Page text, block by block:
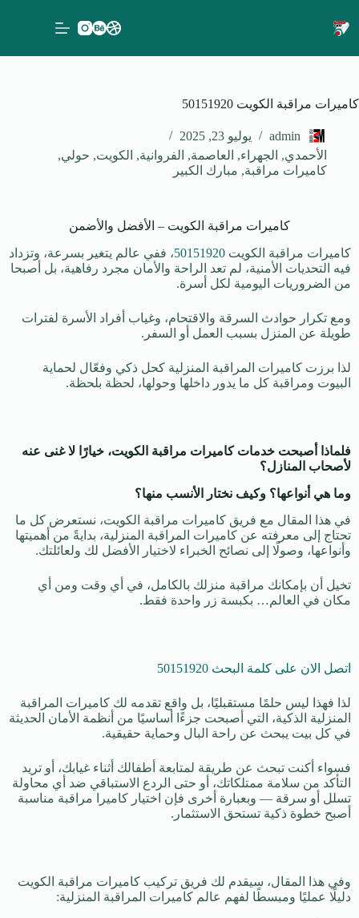
كاميرات مراقبة الكويت 50151920
admin
يوليو 23, 2025
الأحمدي, الجهراء, العاصمة, الفروانية, الكويت, حولي,
كاميرات مراقبة, مبارك الكبير
كاميرات مراقبة الكويت – الأفضل والأضمن
كاميرات مراقبة الكويت 50151920، ففي عالم يتغير بسرعة، وتزداد
فيه التحديات الأمنية، لم تعد الراحة والأمان مجرد رفاهية، بل أصبحا
من الضروريات اليومية لكل أسرة.
ومع تكرار حوادث السرقة والاقتحام، وغياب أفراد الأسرة لفترات
طويلة عن المنزل بسبب العمل أو السفر.
لذا برزت كاميرات المراقبة المنزلية كحل ذكي وفعّال لحماية
البيوت ومراقبة كل ما يدور داخلها وحولها، لحظة بلحظة.
فلماذا أصبحت خدمات كاميرات مراقبة الكويت، خيارًا لا غنى عنه
لأصحاب المنازل؟
وما هي أنواعها؟ وكيف نختار الأنسب منها؟
في هذا المقال مع فريق كاميرات مراقبة الكويت، نستعرض كل ما
تحتاج إلى معرفته عن كاميرات المراقبة المنزلية، بدايةً من أهميتها
وأنواعها، وصولًا إلى نصائح الخبراء لاختيار الأفضل لك ولعائلتك.
تخيل أن بإمكانك مراقبة منزلك بالكامل، في أي وقت ومن أي
مكان في العالم… بكبسة زر واحدة فقط.
اتصل الان على كلمة البحث 50151920
لذا فهذا ليس حلمًا مستقبليًا، بل واقع تقدمه لك كاميرات المراقبة
المنزلية الذكية، التي أصبحت جزءًا أساسيًا من أنظمة الأمان الحديثة
في كل بيت يبحث عن راحة البال وحماية حقيقية.
فسواء أكنت تبحث عن طريقة لمتابعة أطفالك أثناء غيابك، أو تريد
التأكد من سلامة ممتلكاتك، أو حتى الردع الاستباقي ضد أي محاولة
تسلل أو سرقة — وبعبارة أخرى فإن اختيار كاميرا مراقبة مناسبة
أصبح خطوة ذكية تستحق الاستثمار.
وفي هذا المقال، سيقدم لك فريق تركيب كاميرات مراقبة الكويت
دليلًا عمليًا ومبسطًا لفهم عالم كاميرات المراقبة المنزلية: